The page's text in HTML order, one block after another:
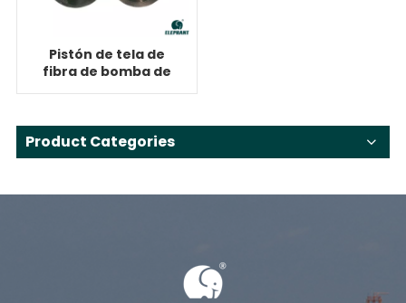
Pistón de tela de
fibra de bomba de
lodo
Product Categories